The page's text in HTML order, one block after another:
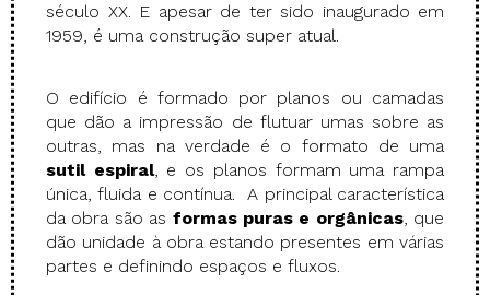
século XX. E apesar de ter sido inaugurado em
1959, é uma construção super atual.
O edifício é formado por planos ou camadas
que dão a impressão de flutuar umas sobre as
outras, mas na verdade é o formato de uma
sutil espiral, e os planos formam uma rampa
única, fluida e contínua. A principal característica
da obra são as formas puras e orgânicas, que
dão unidade à obra estando presentes em várias
partes e definindo espaços e fluxos.